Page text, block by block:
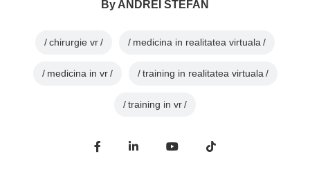
By ANDREI STEFAN
chirurgie vr medicina in realitatea virtuala
medicina in vr training in realitatea virtuala
training in vr